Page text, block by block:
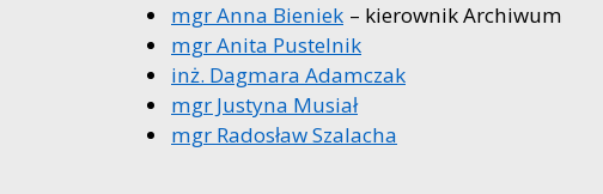
mgr Anna Bieniek – kierownik Archiwum
mgr Anita Pustelnik
inż. Dagmara Adamczak
mgr Justyna Musiał
mgr Radosław Szalacha